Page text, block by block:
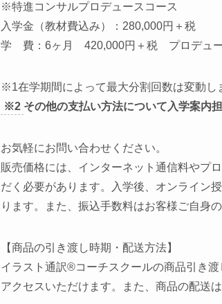
※特進コンサルプロデュースコース
入学金（教材費込み）：280,000円＋税
学 費： 6ヶ月 420,000円＋税 プロデュ
※1在学期間によって最大分割回数は変動し
※2 その他の支払い方法について入学案内
お気軽にお問い合わせください。
販売価格には、インターネット通信料やプ
だく必要があります。入学後、オンライン
ります。また、振込手数料はお客様ご自身
【商品の引き渡し時期・配送方法】
イラスト通訳®︎コーチスクールの商品引き
アクセスいただけます。また、商品の配送は